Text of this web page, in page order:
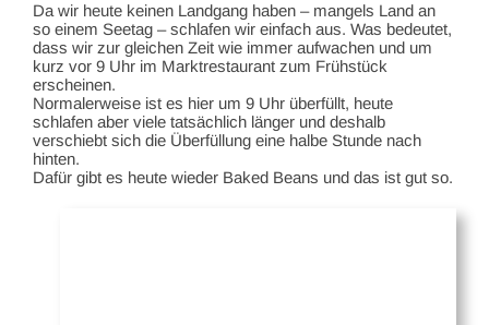
Da wir heute keinen Landgang haben – mangels Land an
so einem Seetag – schlafen wir einfach aus. Was bedeutet,
dass wir zur gleichen Zeit wie immer aufwachen und um
kurz vor 9 Uhr im Marktrestaurant zum Frühstück
erscheinen.
Normalerweise ist es hier um 9 Uhr überfüllt, heute
schlafen aber viele tatsächlich länger und deshalb
verschiebt sich die Überfüllung eine halbe Stunde nach
hinten.
Dafür gibt es heute wieder Baked Beans und das ist gut so.